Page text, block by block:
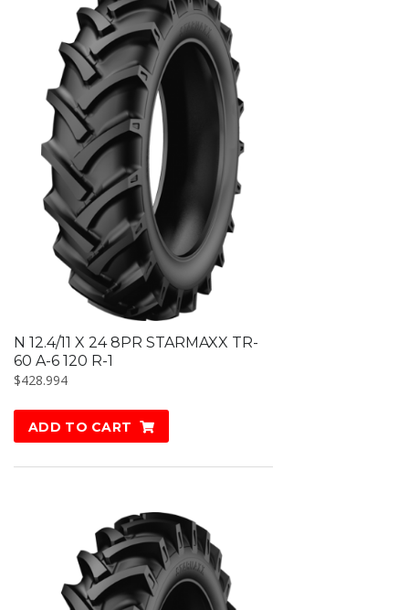
N 12.4/11 X 24 8PR STARMAXX TR-
60 A-6 120 R-1
$428.994
ADD TO CART